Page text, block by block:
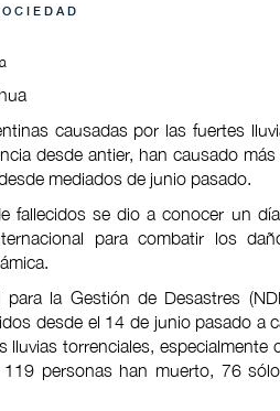
causadas por las fuertes
desde antier, han causado
mediados de junio pasado.
fallecidos se dio a conocer un
para combatir los
para la Gestión de Desastres
desde el 14 de junio pasado a
lluvias torrenciales,
personas han muerto, 76